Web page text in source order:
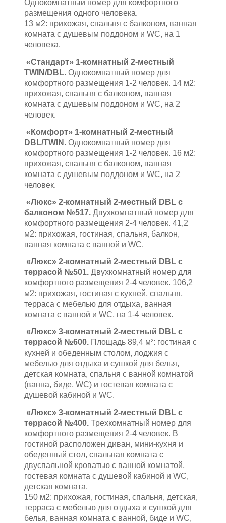
Однокомнатный номер для комфортного
размещения одного человека.
13 м2: прихожая, спальня с балконом, ванная
комната с душевым поддоном и WC, на 1
человека.
«Стандарт» 1-комнатный 2-местный
TWIN/DBL. Однокомнатный номер для
комфортного размещения 1-2 человек. 14 м2:
прихожая, спальня с балконом, ванная
комната с душевым поддоном и WC, на 2
человек.
«Комфорт» 1-комнатный 2-местный
DBL/TWIN . Однокомнатный номер для
комфортного размещения 1-2 человек. 16 м2:
прихожая, спальня с балконом, ванная
комната с душевым поддоном и WC, на 2
человек.
«Люкс» 2-комнатный 2-местный DBL с
балконом №517. Двухкомнатный номер для
комфортного размещения 2-4 человек. 41,2
м2: прихожая, гостиная, спальня, балкон,
ванная комната с ванной и WC.
«Люкс» 2-комнатный 2-местный DBL с
террасой №501. Двухкомнатный номер для
комфортного размещения 2-4 человек. 106,2
м2: прихожая, гостиная с кухней, спальня,
терраса с мебелью для отдыха, ванная
комната с ванной и WC, на 1-4 человек.
«Люкс» 3-комнатный 2-местный DBL с
террасой №600. Площадь 89,4 м²: гостиная с
кухней и обеденным столом, лоджия с
мебелью для отдыха и сушкой для белья,
детская комната, спальня с ванной комнатой
(ванна, биде, WC) и гостевая комната с
душевой кабиной и WC.
«Люкс» 3-комнатный 2-местный DBL с
террасой №400. Трехкомнатный номер для
комфортного размещения 2-4 человек. В
гостиной расположен диван, мини-кухня и
обеденный стол, спальная комната с
двуспальной кроватью с ванной комнатой,
гостевая комната с душевой кабиной и WC,
детская комната.
150 м2: прихожая, гостиная, спальня, детская,
терраса с мебелью для отдыха и сушкой для
белья, ванная комната с ванной, биде и WC,